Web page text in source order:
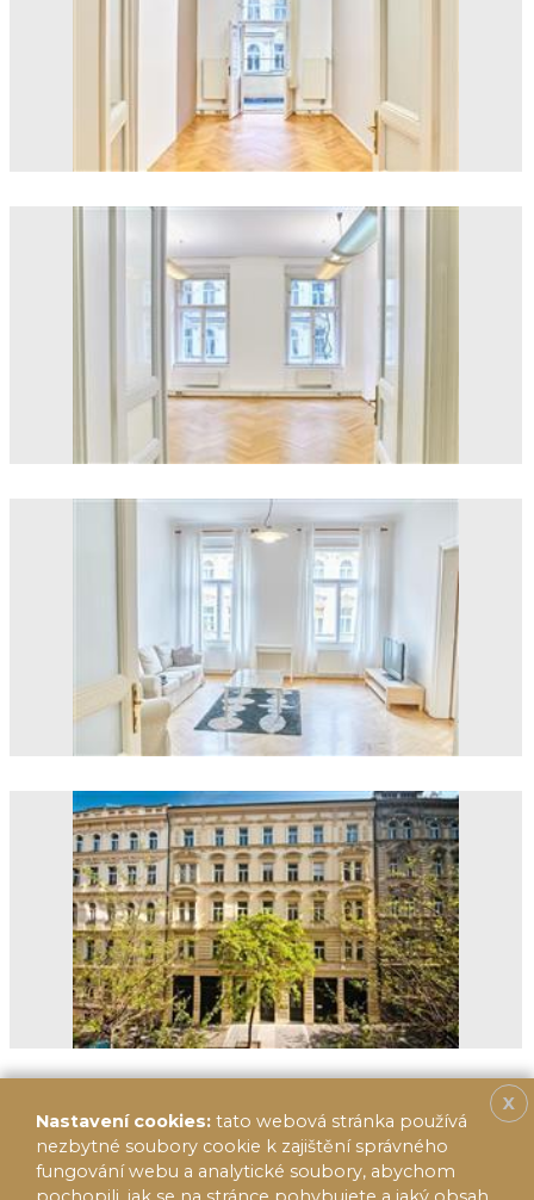
X
Nastavení cookies: tato webová stránka používá
nezbytné soubory cookie k zajištění správného
fungování webu a analytické soubory, abychom